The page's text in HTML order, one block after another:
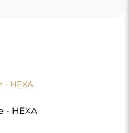
- HEXA